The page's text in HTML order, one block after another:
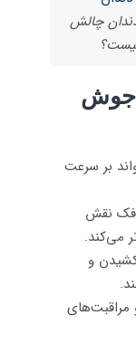
چالش
جوش
بر سرعت
فک نقش
می‌کند.
و
مراقبت‌های